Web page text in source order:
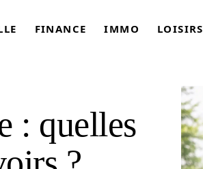
FINANCE IMMO LOISIRS
: quelles